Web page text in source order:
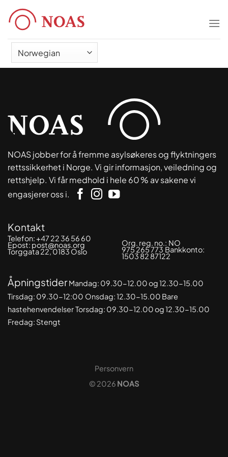
content
NOAS jobber for å fremme asylsøkeres og flyktningers
rettssikkerhet i Norge. Vi gir informasjon, veiledning og
rettshjelp. Vi får medhold i hele 60 % av sakene vi
engasjerer oss i.
Kontakt
Telefon:+47 22 36 56 60
Epost: post@noas.org
Torggata 22, 0183 Oslo
Org. reg. no.: NO
975 265 773 Bankkonto:
1503 82 87122
Åpningstider Mandag: 09.30-12.00 og 12.30-15.00
Tirsdag: 09.30-12:00 Onsdag: 12.30-15.00 Bare
hastehenvendelserTorsdag: 09.30-12.00 og 12.30-15.00
Fredag: Stengt
Personvern
© 2026 NOAS